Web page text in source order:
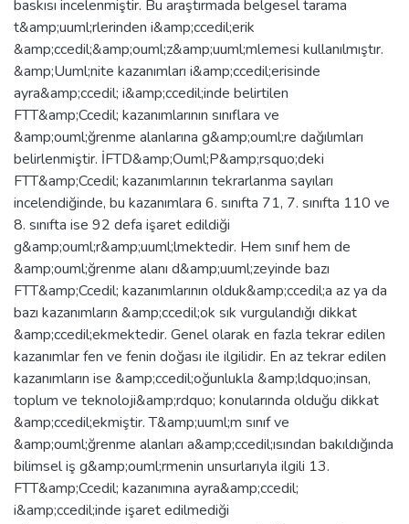
baskısı incelenmiştir. Bu araştırmada belgesel tarama
t&amp;uuml;rlerinden i&amp;ccedil;erik
&amp;ccedil;&amp;ouml;z&amp;uuml;mlemesi kullanılmıştır.
&amp;Uuml;nite kazanımları i&amp;ccedil;erisinde
ayra&amp;ccedil; i&amp;ccedil;inde belirtilen
FTT&amp;Ccedil; kazanımlarının sınıflara ve
&amp;ouml;ğrenme alanlarına g&amp;ouml;re dağılımları
belirlenmiştir. İFTD&amp;Ouml;P&amp;rsquo;deki
FTT&amp;Ccedil; kazanımlarının tekrarlanma sayıları
incelendiğinde, bu kazanımlara 6. sınıfta 71, 7. sınıfta 110 ve
8. sınıfta ise 92 defa işaret edildiği
g&amp;ouml;r&amp;uuml;lmektedir. Hem sınıf hem de
&amp;ouml;ğrenme alanı d&amp;uuml;zeyinde bazı
FTT&amp;Ccedil; kazanımlarının olduk&amp;ccedil;a az ya da
bazı kazanımların &amp;ccedil;ok sık vurgulandığı dikkat
&amp;ccedil;ekmektedir. Genel olarak en fazla tekrar edilen
kazanımlar fen ve fenin doğası ile ilgilidir. En az tekrar edilen
kazanımların ise &amp;ccedil;oğunlukla &amp;ldquo;insan,
toplum ve teknoloji&amp;rdquo; konularında olduğu dikkat
&amp;ccedil;ekmiştir. T&amp;uuml;m sınıf ve
&amp;ouml;ğrenme alanları a&amp;ccedil;ısından bakıldığında
bilimsel iş g&amp;ouml;rmenin unsurlarıyla ilgili 13.
FTT&amp;Ccedil; kazanımına ayra&amp;ccedil;
i&amp;ccedil;inde işaret edilmediği